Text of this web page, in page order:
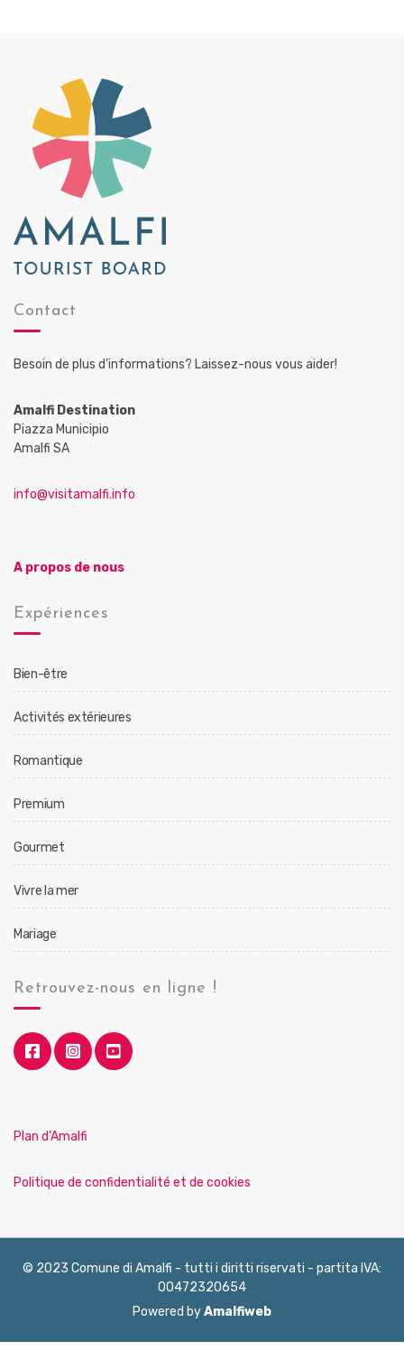
Contact
Besoin de plus d’informations? Laissez-nous vous aider!
Amalfi Destination
Piazza Municipio
Amalfi SA
info@visitamalfi.info
A propos de nous
Expériences
Bien-être
Activités extérieures
Romantique
Premium
Gourmet
Vivre la mer
Mariage
Retrouvez-nous en ligne !
Plan d’Amalfi
Politique de confidentialité et de cookies
© 2023 Comune di Amalfi - tutti i diritti riservati - partita IVA:
00472320654
Powered byAmalfiweb